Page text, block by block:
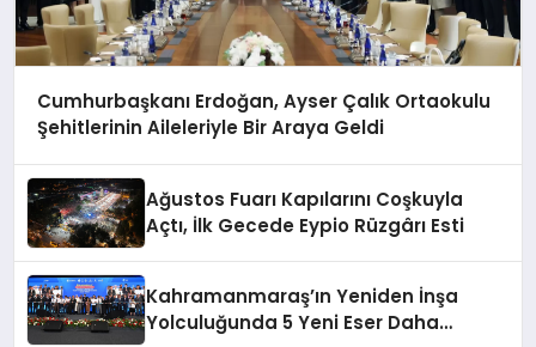
Cumhurbaşkanı Erdoğan, Ayser Çalık Ortaokulu
Şehitlerinin Aileleriyle Bir Araya Geldi
Ağustos Fuarı Kapılarını Coşkuyla
Açtı, İlk Gecede Eypio Rüzgârı Esti
Kahramanmaraş’ın Yeniden İnşa
Yolculuğunda 5 Yeni Eser Daha